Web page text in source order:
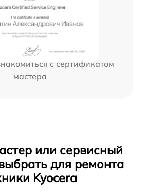
с сертификатом
мастера
или сервисный
для ремонта
Kyocera